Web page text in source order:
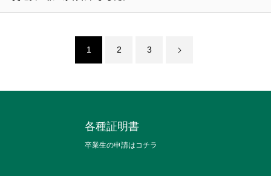
1 2 3
各種証明書
卒業生の申請はコチラ